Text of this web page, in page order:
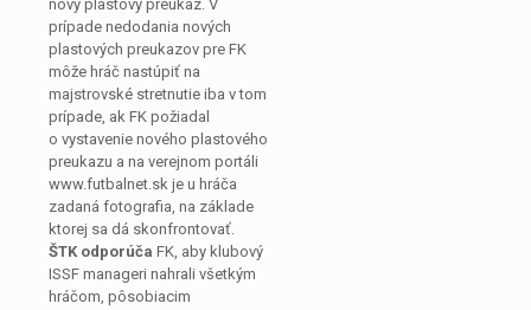
nový plastový preukaz. V
prípade nedodania nových
plastových preukazov pre FK
môže hráč nastúpiť na
majstrovské stretnutie iba v tom
prípade, ak FK požiadal
o vystavenie nového plastového
preukazu a na verejnom portáli
www.futbalnet.sk je u hráča
zadaná fotografia, na základe
ktorej sa dá skonfrontovať.
ŠTK odporúča FK, aby klubový
ISSF manageri nahrali všetkým
hráčom, pôsobiacim